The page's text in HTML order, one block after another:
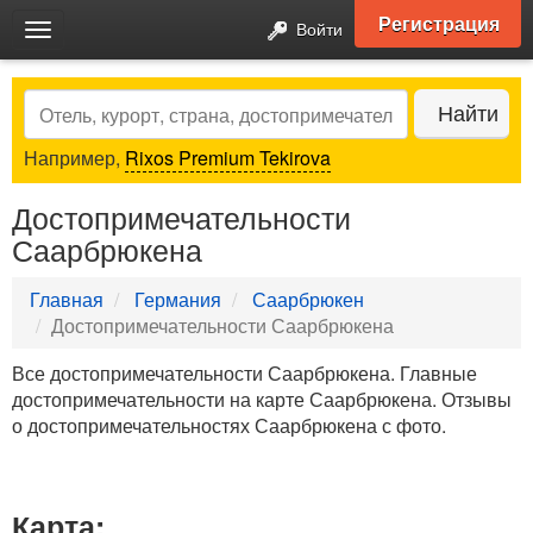
Toggle
navigation
Войти Регистрация
Search Найти
Например, Rixos Premium Tekirova
Достопримечательности
Саарбрюкена
Главная Германия
Саарбрюкен
Достопримечательности Саарбрюкена
Все достопримечательности Саарбрюкена. Главные
достопримечательности на карте Саарбрюкена. Отзывы
о достопримечательностях Саарбрюкена с фото.